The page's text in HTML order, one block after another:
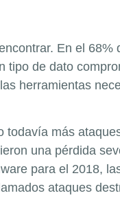
En el
de dato
herramientas
más
una pérdida
para el 2018,
ataques